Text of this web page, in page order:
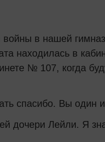
в нашей
находилась в
№ 107, когда
спасибо. Вы один
дочери Лейли. Я